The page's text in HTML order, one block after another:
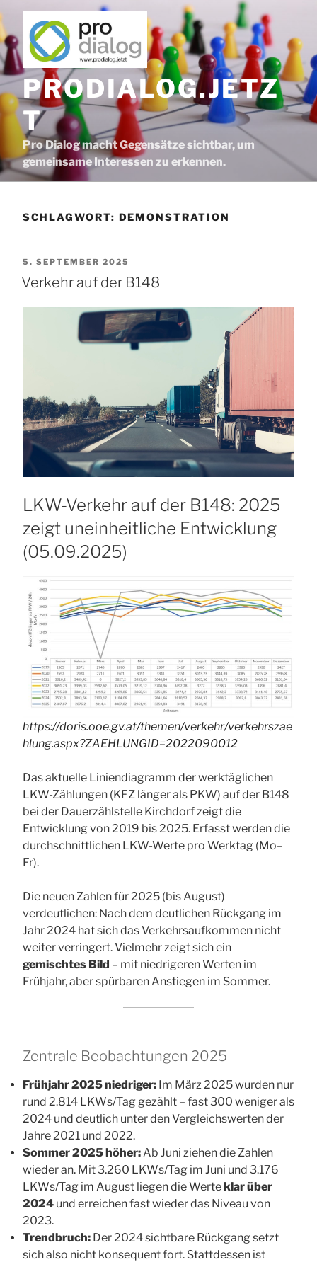
Inhalt
springen
PRODIALOG.JETZ
T
Pro Dialog macht Gegensätze sichtbar, um
gemeinsame Interessen zu erkennen.
SCHLAGWORT: DEMONSTRATION
VERÖFFENTLICHT
AM
5. SEPTEMBER 2025
Verkehr auf der B148
LKW-Verkehr auf der B148: 2025
zeigt uneinheitliche Entwicklung
(05.09.2025)
https://doris.ooe.gv.at/themen/verkehr/verkehrszae
hlung.aspx?ZAEHLUNGID=2022090012
Das aktuelle Liniendiagramm der werktäglichen
LKW-Zählungen (KFZ länger als PKW) auf der B148
bei der Dauerzählstelle Kirchdorf zeigt die
Entwicklung von 2019 bis 2025. Erfasst werden die
durchschnittlichen LKW-Werte pro Werktag (Mo–
Fr).
Die neuen Zahlen für 2025 (bis August)
verdeutlichen: Nach dem deutlichen Rückgang im
Jahr 2024 hat sich das Verkehrsaufkommen nicht
weiter verringert. Vielmehr zeigt sich ein
gemischtes Bild – mit niedrigeren Werten im
Frühjahr, aber spürbaren Anstiegen im Sommer.
Zentrale Beobachtungen 2025
Frühjahr 2025 niedriger: Im März 2025 wurden nur
rund 2.814 LKWs/Tag gezählt – fast 300 weniger als
2024 und deutlich unter den Vergleichswerten der
Jahre 2021 und 2022.
Sommer 2025 höher: Ab Juni ziehen die Zahlen
wieder an. Mit 3.260 LKWs/Tag im Juni und 3.176
LKWs/Tag im August liegen die Werteklar über
2024 und erreichen fast wieder das Niveau von
2023.
Trendbruch: Der 2024 sichtbare Rückgang setzt
sich also nicht konsequent fort. Stattdessen ist